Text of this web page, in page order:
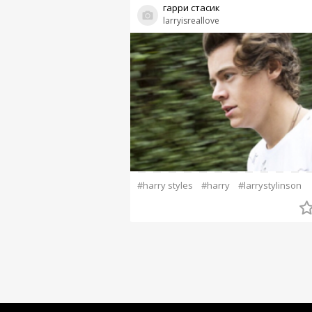
larryisreallove
гарри стасик
#harry styles #harry #larrystylinson